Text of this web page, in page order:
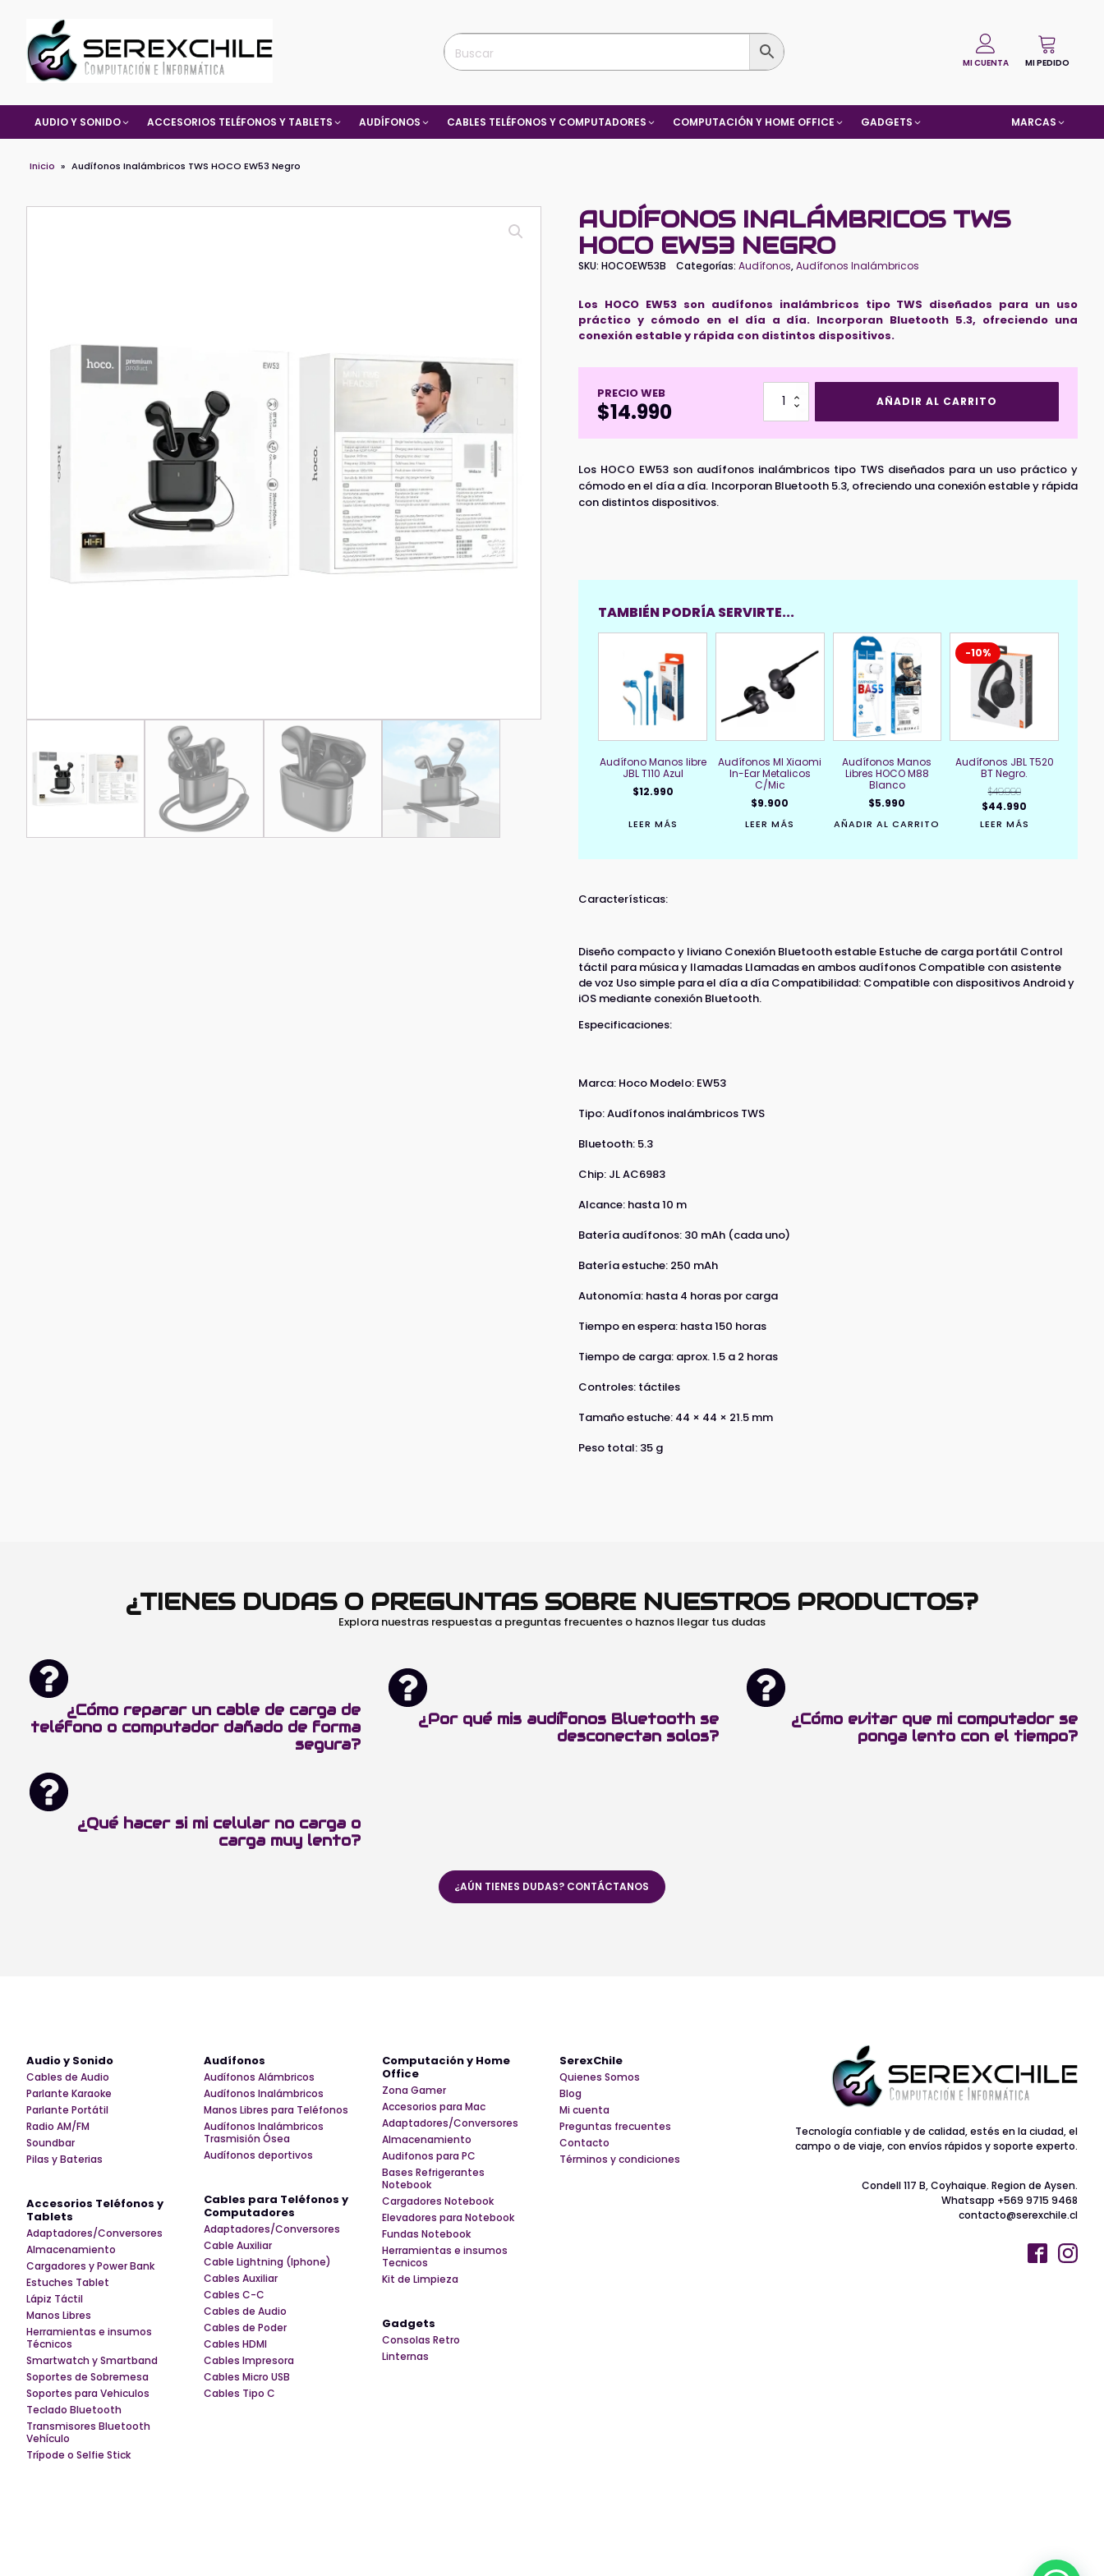
MI CUENTA MI PEDIDO
AUDIO Y SONIDO ACCESORIOS TELÉFONOS Y TABLETS AUDÍFONOS CABLES TELÉFONOS Y COMPUTADORES COMPUTACIÓN Y HOME OFFICE GADGETS MARCAS
Inicio » Audífonos Inalámbricos TWS HOCO EW53 Negro
AUDÍFONOS INALÁMBRICOS TWS
HOCO EW53 NEGRO
SKU:HOCOEW53B Categorías:Audífonos,Audífonos Inalámbricos
Los HOCO EW53 son audífonos inalámbricos tipo TWS diseñados para un uso
práctico y cómodo en el día a día. Incorporan Bluetooth 5.3, ofreciendo una
conexión estable y rápida con distintos dispositivos.
PRECIO WEB
$14.990
Audífonos
Inalámbricos
TWS
HOCO
Negro
cantidad
AÑADIR AL CARRITO
Los HOCO EW53 son audífonos inalámbricos tipo TWS diseñados para un uso práctico y
cómodo en el día a día. Incorporan Bluetooth 5.3, ofreciendo una conexión estable y rápida
con distintos dispositivos.
TAMBIÉN PODRÍA SERVIRTE...
Audífono Manos libre
JBL T110 Azul
$12.990
LEER MÁS
Audífonos MI Xiaomi
In-Ear Metalicos
C/Mic
$9.900
LEER MÁS
Audífonos Manos
Libres HOCO M88
Blanco
$5.990
AÑADIR AL CARRITO
-10%
Audífonos JBL T520
BT Negro.
$49.990
El
precio
$44.990
precio
LEER MÁS
Características:
Diseño compacto y liviano Conexión Bluetooth estable Estuche de carga portátil Control
táctil para música y llamadas Llamadas en ambos audífonos Compatible con asistente
de voz Uso simple para el día a día Compatibilidad: Compatible con dispositivos Android y
iOS mediante conexión Bluetooth.
Especificaciones:
Marca: Hoco Modelo: EW53
Tipo: Audífonos inalámbricos TWS
Bluetooth: 5.3
Chip: JL AC6983
Alcance: hasta 10 m
Batería audífonos: 30 mAh (cada uno)
Batería estuche: 250 mAh
Autonomía: hasta 4 horas por carga
Tiempo en espera: hasta 150 horas
Tiempo de carga: aprox. 1.5 a 2 horas
Controles: táctiles
Tamaño estuche: 44 × 44 × 21.5 mm
Peso total: 35 g
¿TIENES DUDAS O PREGUNTAS SOBRE NUESTROS PRODUCTOS?
Explora nuestras respuestas a preguntas frecuentes o haznos llegar tus dudas
¿Cómo reparar un cable de carga de
teléfono o computador dañado de forma
segura?
¿Por qué mis audífonos Bluetooth se
desconectan solos?
¿Cómo evitar que mi computador se
ponga lento con el tiempo?
¿Qué hacer si mi celular no carga o
carga muy lento?
¿AÚN TIENES DUDAS? CONTÁCTANOS
Audio y Sonido
Cables de Audio
Parlante Karaoke
Parlante Portátil
Radio AM/FM
Soundbar
Pilas y Baterias
Accesorios Teléfonos y
Tablets
Adaptadores/Conversores
Almacenamiento
Cargadores y Power Bank
Estuches Tablet
Lápiz Táctil
Manos Libres
Herramientas e insumos
Técnicos
Smartwatch y Smartband
Soportes de Sobremesa
Soportes para Vehiculos
Teclado Bluetooth
Transmisores Bluetooth
Vehículo
Trípode o Selfie Stick
Audífonos
Audífonos Alámbricos
Audífonos Inalámbricos
Manos Libres para Teléfonos
Audífonos Inalámbricos
Trasmisión Ósea
Audífonos deportivos
Cables para Teléfonos y
Computadores
Adaptadores/Conversores
Cable Auxiliar
Cable Lightning (Iphone)
Cables Auxiliar
Cables C-C
Cables de Audio
Cables de Poder
Cables HDMI
Cables Impresora
Cables Micro USB
Cables Tipo C
Computación y Home
Office
Zona Gamer
Accesorios para Mac
Adaptadores/Conversores
Almacenamiento
Audifonos para PC
Bases Refrigerantes
Notebook
Cargadores Notebook
Elevadores para Notebook
Fundas Notebook
Herramientas e insumos
Tecnicos
Kit de Limpieza
Gadgets
Consolas Retro
Linternas
SerexChile
Quienes Somos
Blog
Mi cuenta
Preguntas frecuentes
Contacto
Términos y condiciones
Tecnología confiable y de calidad, estés en la ciudad, el
campo o de viaje, con envíos rápidos y soporte experto.
Condell 117 B, Coyhaique. Region de Aysen.
Whatsapp +569 9715 9468
contacto@serexchile.cl